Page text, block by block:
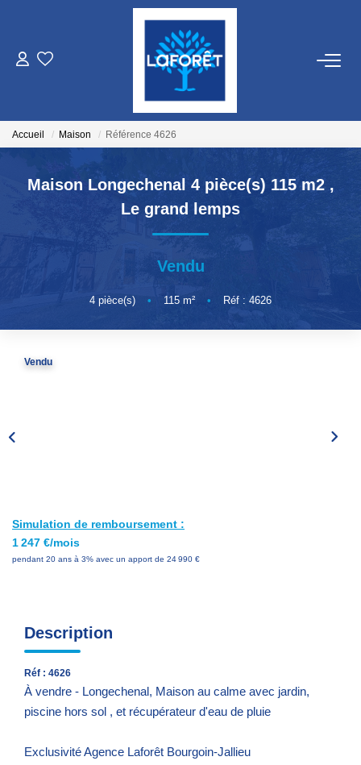
LOCATIONS
GESTION
NOS AGENCES
CONTACT
Accueil Maison Référence 4626
Maison Longechenal 4 pièce(s) 115 m2 ,
Le grand lemps
Vendu
4 pièce(s) • 115 m² • Réf : 4626
Vendu
Simulation de remboursement :
1 247 €/mois
pendant 20 ans à 3% avec un apport de 24 990 €
Description
Réf : 4626
À vendre - Longechenal, Maison au calme avec jardin,
piscine hors sol , et récupérateur d'eau de pluie
Exclusivité Agence Laforêt Bourgoin-Jallieu